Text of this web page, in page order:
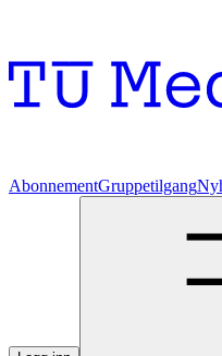
AbonnementGruppetilgang